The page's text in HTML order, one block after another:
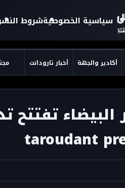
سياسية الخصوصيةشروط
أكادير والجهة أخبار تارودانت
البيضاء تفتتح